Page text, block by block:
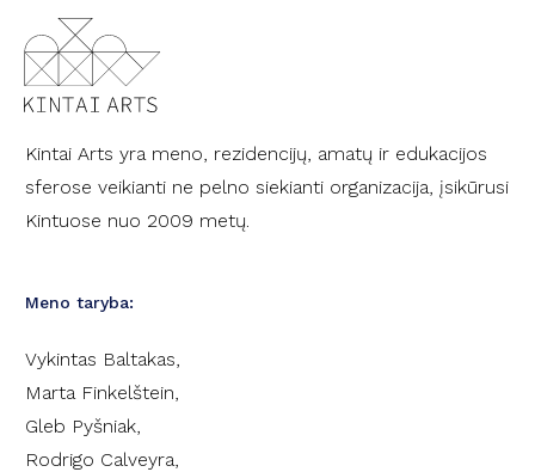
Kintai Arts yra meno, rezidencijų, amatų ir edukacijos
sferose veikianti ne pelno siekianti organizacija, įsikūrusi
Kintuose nuo 2009 metų.
Meno taryba:
Vykintas Baltakas,
Marta Finkelštein,
Gleb Pyšniak,
Rodrigo Calveyra,